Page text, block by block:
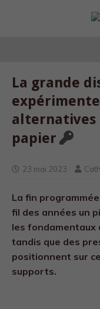
La grande
alternatives
papier
23 mai 2023
La fin
fil des années un
les fondamentaux
tandis que des
positionnent sur
supports.